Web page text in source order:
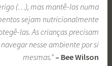
(…), mas mantê-los numa
sejam nutricionalmente
las. As crianças precisam
nesse ambiente por si
mesmas.” – Bee Wilson